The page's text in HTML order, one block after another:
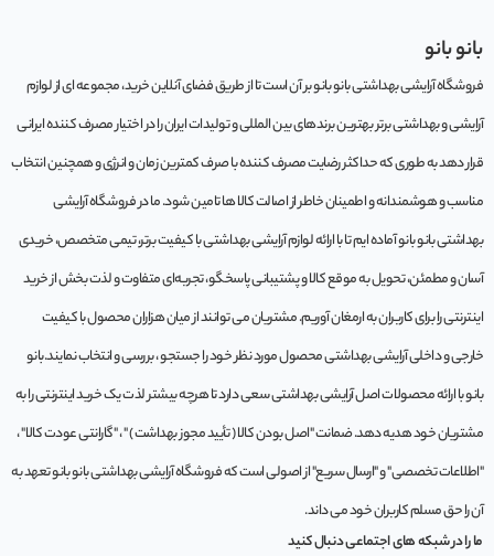
بانو بانو
فروشگاه آرایشی بهداشتی بانو بانو بر آن است تا از طریق فضای آنلاین خرید، مجموعه‌ ای از لوازم
آرایشی و بهداشتی برتر بهترین برندهای بین المللی و تولیدات ایران را در اختیار مصرف کننده ایرانی
قرار دهد به طوری که حداکثر رضایت مصرف کننده با صرف کمترین زمان و انرژی و همچنین انتخاب
مناسب و هوشمندانه و اطمینان خاطر از اصالت کالا ها تامین شود. ما در فروشگاه آرایشی
بهداشتی بانو بانو آماده ایم تا با ارائه لوازم آرایشی بهداشتی با کیفیت برتر، تیمی متخصص، خریدی
آسان و مطمئن، تحویل به موقع کالا و پشتیبانی پاسخگو، تجربه‌ای متفاوت و لذت بخش از خرید
اینترنتی را برای کاربران به ارمغان آوریم. مشتريان می توانند از ميان هزاران محصول با کيفيت
خارجی و داخلی آرایشی بهداشتی محصول مورد نظر خود را جستجو ، بررسی و انتخاب نمايند.بانو
بانو با ارائه محصولات اصل آرایشی بهداشتی سعی دارد تا هرچه بیشتر لذت یک خرید اینترنتی را به
مشتریان خود هدیه دهد. ضمانت "اصل بودن کالا ( تأیید مجوز بهداشت ) " ، "گارانتی عودت کالا" ،
"اطلاعات تخصصی" و "ارسال سریع" از اصولی است که فروشگاه آرایشی بهداشتی بانو بانو تعهد به
آن را حق مسلم کاربران خود می داند.
ما را در شبکه های اجتماعی دنبال کنید